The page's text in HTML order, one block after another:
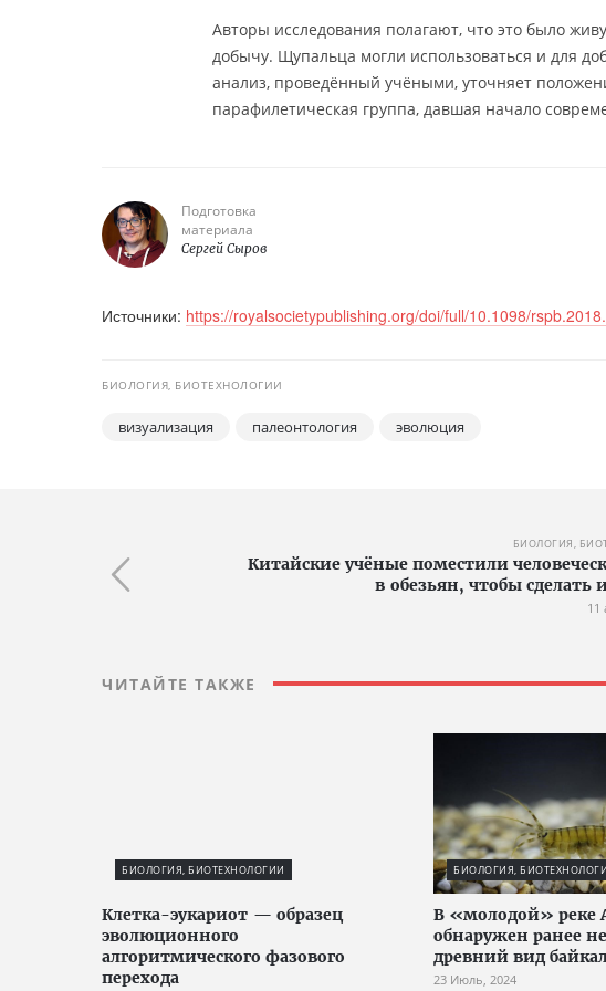
Авторы исследования полагают, что это было
добычу. Щупальца могли использоваться и для
анализ, проведённый учёными, уточняет
парафилетическая группа, давшая начало
Подготовка
материала
Сергей Сыров
Источники: https://royalsocietypublishing.org/doi/full/10.1098/
БИОЛОГИЯ, БИОТЕХНОЛОГИИ
визуализация палеонтология эволюция
БИОЛОГИЯ,
Китайские учёные поместили
в обезьян, чтобы сделать
11
ЧИТАЙТЕ ТАКЖЕ
БИОЛОГИЯ, БИОТЕХНОЛОГИИ
Клетка-эукариот — образец
эволюционного
алгоритмического фазового
перехода
БИОЛОГИЯ,
В «молодой» реке
обнаружен ранее
древний вид
23 Июль, 2024